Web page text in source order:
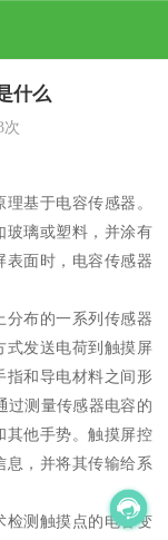
什么
次
基于电容传感器。
玻璃或塑料，并涂有
表面时，电容传感器
分布的一系列传感器
式发送电荷到触摸屏
指和导电材料之间形
过测量传感器电容的
其他手势。触摸屏控
息，并将其传输给系
检测触摸点的电容变